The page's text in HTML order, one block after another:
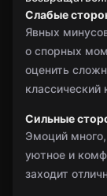
Слабые
Явных
о спорных
оценить
классический
Сильные
Эмоций
уютное и
заходит